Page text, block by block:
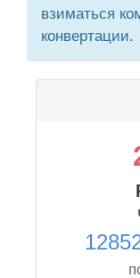
взиматься
конвертации.